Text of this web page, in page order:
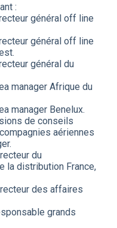
:
général off line
général off line
général du
manager Afrique du
manager Benelux.
de conseils
aériennes
du
la distribution France,
des affaires
grands